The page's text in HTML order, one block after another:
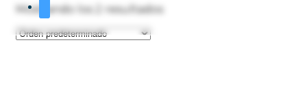
Mostrando los 2 resultados